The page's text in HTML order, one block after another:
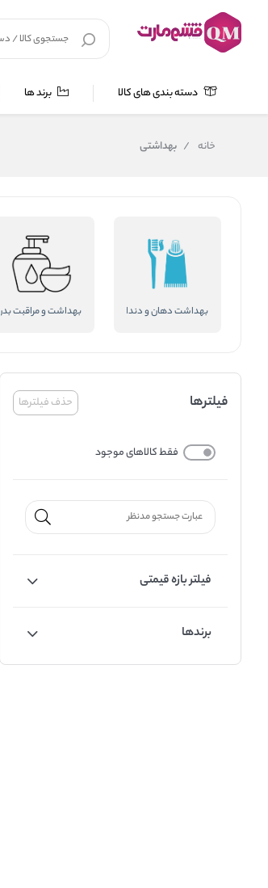
دسته بندی های کالا برند ها
خانه / بهداشتی
بهداشت دهان و دندان بهداشت و مراقبت بدن
حذف فیلترها فیلترها
فقط کالاهای موجود
فیلتر بازه قیمتی
برندها